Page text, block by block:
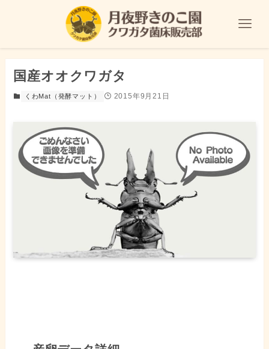
国産オオクワガタ
くわMat（発酵マット） 2015年9月21日